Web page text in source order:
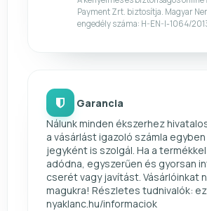
Payment Zrt. biztosítja. Magyar
engedély száma: H-EN-I-1064/
Garancia
Nálunk minden ékszerhez
a vásárlást igazoló számla
jegyként is szolgál. Ha a
adódna, egyszerűen és gyorsan
cserét vagy javítást. Vásárlóinkat
magukra! Részletes tudnivalók:
nyaklanc.hu/informaciok